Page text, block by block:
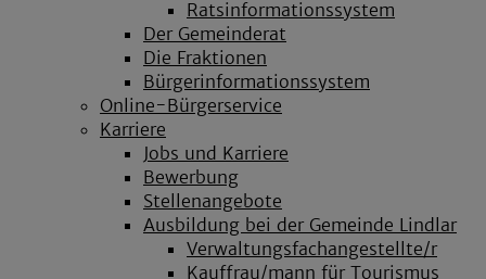
Ratsinformationssystem
Der Gemeinderat
Die Fraktionen
Bürgerinformationssystem
Online-Bürgerservice
Karriere
Jobs und Karriere
Bewerbung
Stellenangebote
Ausbildung bei der Gemeinde Lindlar
Verwaltungsfachangestellte/r
Kauffrau/mann für Tourismus